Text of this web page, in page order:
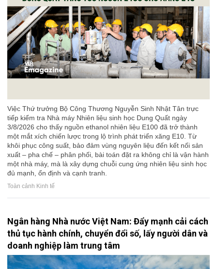
Việc Thứ trưởng Bộ Công Thương Nguyễn Sinh Nhật Tân trực
tiếp kiểm tra Nhà máy Nhiên liệu sinh học Dung Quất ngày
3/8/2026 cho thấy nguồn ethanol nhiên liệu E100 đã trở thành
một mắt xích chiến lược trong lộ trình phát triển xăng E10. Từ
khôi phục công suất, bảo đảm vùng nguyên liệu đến kết nối sản
xuất – pha chế – phân phối, bài toán đặt ra không chỉ là vận hành
một nhà máy, mà là xây dựng chuỗi cung ứng nhiên liệu sinh học
đủ mạnh, ổn định và cạnh tranh.
Toàn cảnh Kinh tế
Ngân hàng Nhà nước Việt Nam: Đẩy mạnh cải cách
thủ tục hành chính, chuyển đổi số, lấy người dân và
doanh nghiệp làm trung tâm